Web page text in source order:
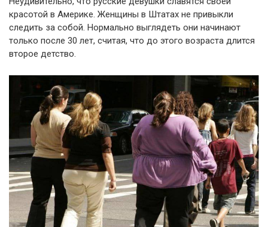
красотой в Америке. Женщины в Штатах не привыкли
следить за собой. Нормально выглядеть они начинают
только после 30 лет, считая, что до этого возраста длится
второе детство.